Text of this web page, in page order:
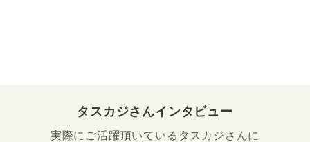
タスカジさんインタビュー
実際にご活躍頂いているタスカジさんに